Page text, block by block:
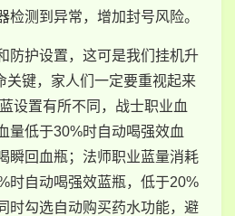
检测到异常，增加封号风险。
防护设置，这可是我们挂机升
关键，家人们一定要重视起来
设置有所不同，战士职业血
量低于30%时自动喝强效血
瞬回血瓶；法师职业蓝量消耗
时自动喝强效蓝瓶，低于20%
时勾选自动购买药水功能，避